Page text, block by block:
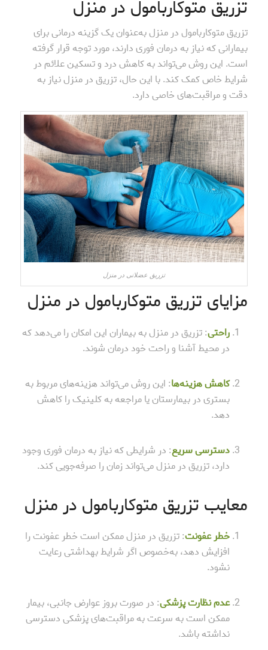
تزریق متوکاربامول در منزل
تزریق متوکاربامول در منزل به‌عنوان یک گزینه درمانی برای
بیمارانی که نیاز به درمان فوری دارند، مورد توجه قرار گرفته
است. این روش می‌تواند به کاهش درد و تسکین علائم در
شرایط خاص کمک کند. با این حال، تزریق در منزل نیاز به
دقت و مراقبت‌های خاصی دارد.
تزریق عضلانی در منزل
مزایای تزریق متوکاربامول در منزل
راحتی: تزریق در منزل به بیماران این امکان را می‌دهد که
در محیط آشنا و راحت خود درمان شوند.
کاهش هزینه‌ها: این روش می‌تواند هزینه‌های مربوط به
بستری در بیمارستان یا مراجعه به کلینیک را کاهش
دهد.
دسترسی سریع: در شرایطی که نیاز به درمان فوری وجود
دارد، تزریق در منزل می‌تواند زمان را صرفه‌جویی کند.
معایب تزریق متوکاربامول در منزل
خطر عفونت: تزریق در منزل ممکن است خطر عفونت را
افزایش دهد، به‌خصوص اگر شرایط بهداشتی رعایت
نشود.
عدم نظارت پزشکی: در صورت بروز عوارض جانبی، بیمار
ممکن است به سرعت به مراقبت‌های پزشکی دسترسی
نداشته باشد.